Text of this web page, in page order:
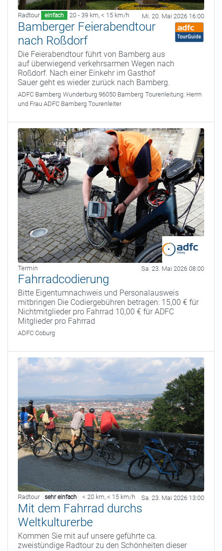
Radtour einfach 20 - 39 km, < 15 km/h Mi. 20. Mai 2026 16:00
Bamberger Feierabendtour
nach Roßdorf
Die Feierabendtour führt von Bamberg aus
auf überwiegend verkehrsarmen Wegen nach
Roßdorf. Nach einer Einkehr im Gasthof
Sauer geht es wieder zurück nach Bamberg.
ADFC Bamberg Wunderburg 96050 Bamberg Tourenleitung: Herrn
und Frau ADFC Bamberg Tourenleiter
Termin Sa. 23. Mai 2026 08:00
Fahrradcodierung
Bitte Eigentumnachweis und Personalausweis
mitbringen Die Codiergebühren betragen: 15,00 € für
Nichtmitglieder pro Fahrrad 10,00 € für ADFC
Mitglieder pro Fahrrad
ADFC Coburg
Radtour sehr einfach < 20 km, < 15 km/h Sa. 23. Mai 2026 13:00
Mit dem Fahrrad durchs
Weltkulturerbe
Kommen Sie mit auf unsere geführte ca.
zweistündige Radtour zu den Schönheiten dieser